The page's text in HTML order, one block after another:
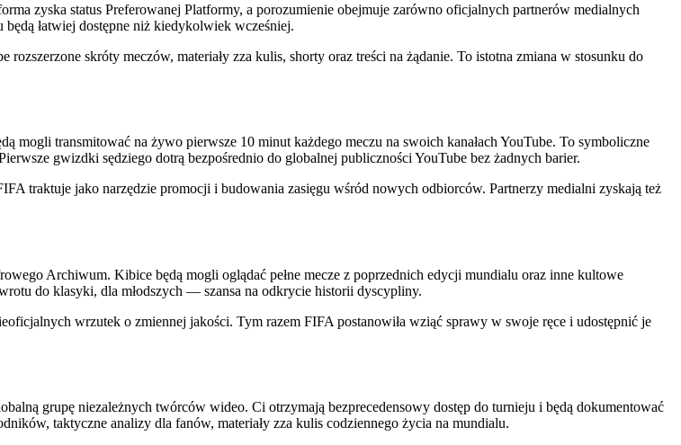
zyska status Preferowanej Platformy, a porozumienie obejmuje zarówno oficjalnych partnerów medialnych
łatwiej dostępne niż kiedykolwiek wcześniej.
skróty meczów, materiały zza kulis, shorty oraz treści na żądanie. To istotna zmiana w stosunku do
transmitować na żywo pierwsze 10 minut każdego meczu na swoich kanałach YouTube. To symboliczne
gwizdki sędziego dotrą bezpośrednio do globalnej publiczności YouTube bez żadnych barier.
traktuje jako narzędzie promocji i budowania zasięgu wśród nowych odbiorców. Partnerzy medialni zyskają też
Archiwum. Kibice będą mogli oglądać pełne mecze z poprzednich edycji mundialu oraz inne kultowe
do klasyki, dla młodszych — szansa na odkrycie historii dyscypliny.
wrzutek o zmiennej jakości. Tym razem FIFA postanowiła wziąć sprawy w swoje ręce i udostępnić je
grupę niezależnych twórców wideo. Ci otrzymają bezprecedensowy dostęp do turnieju i będą dokumentować
taktyczne analizy dla fanów, materiały zza kulis codziennego życia na mundialu.